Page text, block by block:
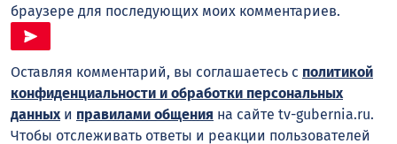
браузере для последующих моих комментариев.
Оставляя комментарий, вы соглашаетесь с политикой
конфиденциальности и обработки персональных
данныхи правилами общения на сайте tv-gubernia.ru.
Чтобы отслеживать ответы и реакции пользователей